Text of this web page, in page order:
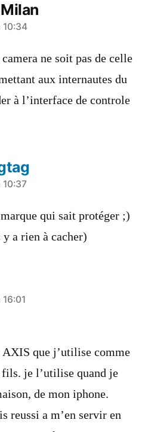
ne soit pas de celle
aux internautes du
à l’interface de controle
qui sait protéger ;)
a rien à cacher)
AXIS que j’utilise comme
je l’utilise quand je
de mon iphone.
reussi a m’en servir en